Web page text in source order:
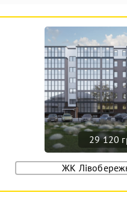
29 120
ЖК